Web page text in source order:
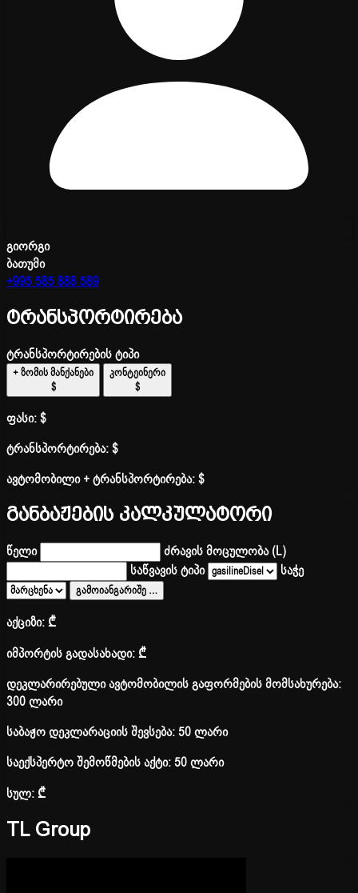
გიორგი
ბათუმი
+995 585 888 589
ტრანსპორტირება
ტრანსპორტირების ტიპი
+ ზომის მანქანები
$
კონტეინერი
$
ფასი:$
ტრანსპორტირება:$
ავტომობილი + ტრანსპორტირება:$
განბაჟების კალკულატორი
წელი
ძრავის მოცულობა (L)
საწვავის ტიპი
საჭე
გამოიანგარიშე …
აქციზი:₾
იმპორტის გადასახადი:₾
დეკლარირებული ავტომობილის გაფორმების მომსახურება:
300 ლარი
საბაჟო დეკლარაციის შევსება: 50 ლარი
საექსპერტო შემოწმების აქტი: 50 ლარი
სულ:₾
TL Group